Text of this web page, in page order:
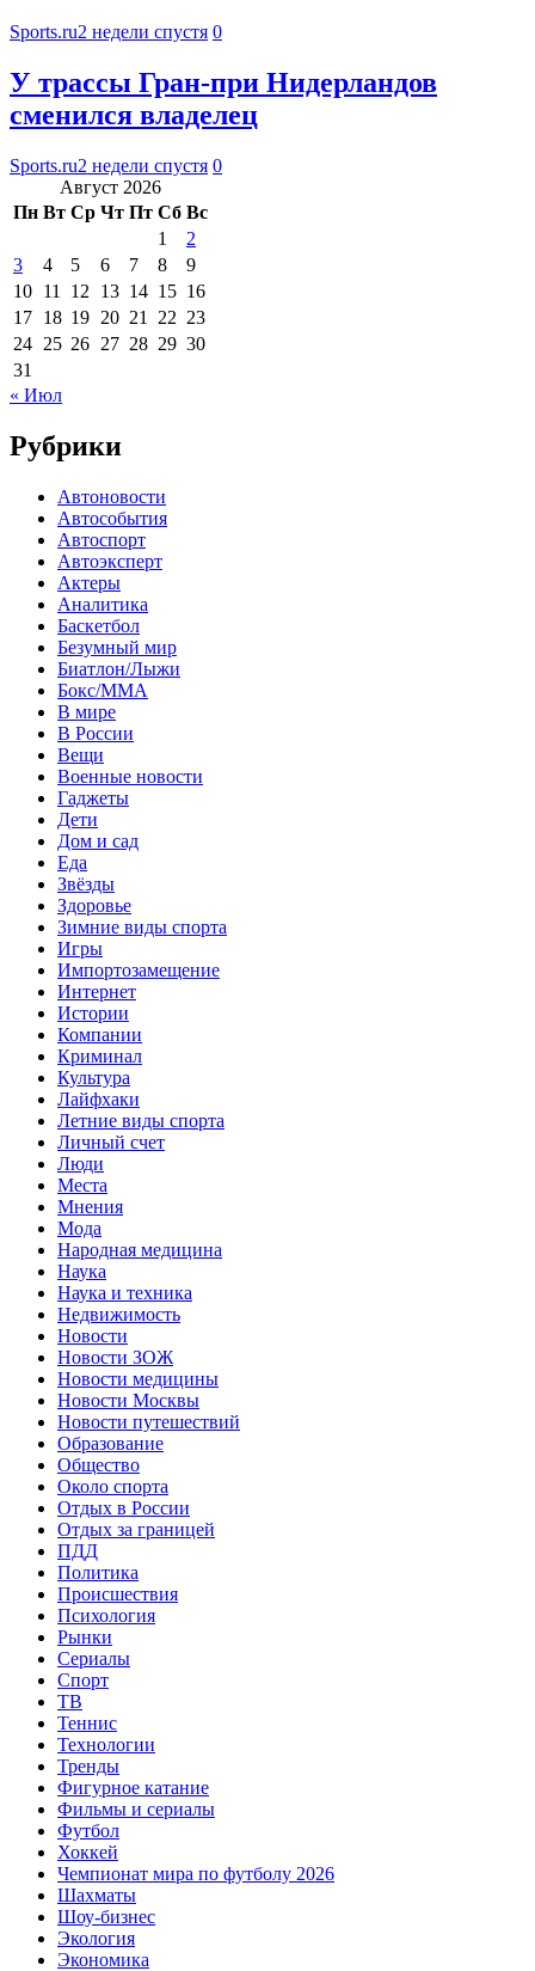
Sports.ru2 недели спустя 0
У трассы Гран-при Нидерландов
сменился владелец
Sports.ru2 недели спустя 0
Август 2026
Пн Вт Ср Чт Пт Сб Вс
1
2
3
4 5 6 7 8
9
10 11 12 13 14 15 16
17 18 19 20 21 22 23
24 25 26 27 28 29 30
31
« Июл
Рубрики
Автоновости
Автособытия
Автоспорт
Автоэксперт
Актеры
Аналитика
Баскетбол
Безумный мир
Биатлон/Лыжи
Бокс/MMA
В мире
В России
Вещи
Военные новости
Гаджеты
Дети
Дом и сад
Еда
Звёзды
Здоровье
Зимние виды спорта
Игры
Импортозамещение
Интернет
Истории
Компании
Криминал
Культура
Лайфхаки
Летние виды спорта
Личный счет
Люди
Места
Мнения
Мода
Народная медицина
Наука
Наука и техника
Недвижимость
Новости
Новости ЗОЖ
Новости медицины
Новости Москвы
Новости путешествий
Образование
Общество
Около спорта
Отдых в России
Отдых за границей
ПДД
Политика
Происшествия
Психология
Рынки
Сериалы
Спорт
ТВ
Теннис
Технологии
Тренды
Фигурное катание
Фильмы и сериалы
Футбол
Хоккей
Чемпионат мира по футболу 2026
Шахматы
Шоу-бизнес
Экология
Экономика